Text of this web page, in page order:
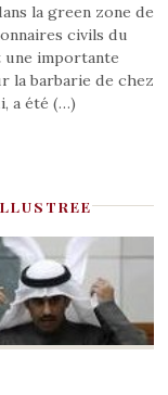
la green zone de
civils du
une importante
la barbarie de chez
a été (…)